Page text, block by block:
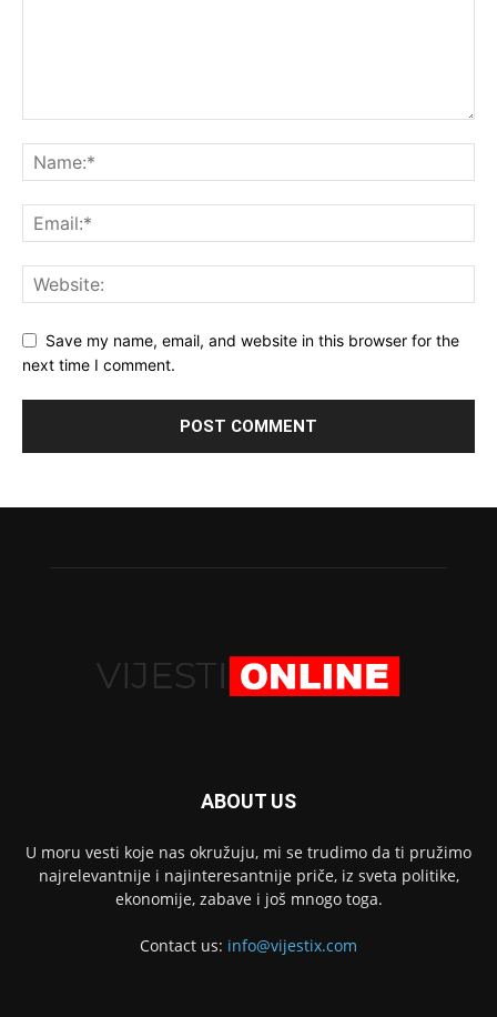
Save my name, email, and website in this browser for the
next time I comment.
ABOUT US
U moru vesti koje nas okružuju, mi se trudimo da ti pružimo
najrelevantnije i najinteresantnije priče, iz sveta politike,
ekonomije, zabave i još mnogo toga.
Contact us: info@vijestix.com